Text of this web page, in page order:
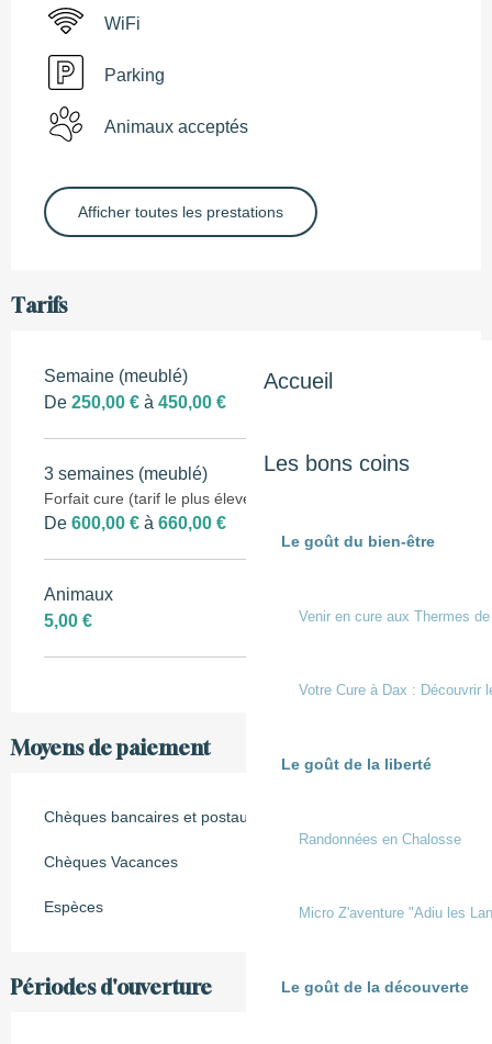
Accueil
Les bons coins
Le goût du bien-être
Venir en cure aux Thermes
Votre Cure à Dax : Découvrir
Le goût de la liberté
Randonnées en Chalosse
Micro Z'aventure "Adiu les
Le goût de la découverte
WiFi
Parking
Animaux acceptés
Afficher toutes les prestations
Tarifs
Semaine (meublé)
De 250,00 € à 450,00 €
3 semaines (meublé)
Forfait cure (tarif le plus élevé pour juillet/août)
De 600,00 € à 660,00 €
Animaux
5,00 €
Moyens de paiement
Chèques bancaires et postaux
Chèques Vacances
Espèces
Périodes d'ouverture